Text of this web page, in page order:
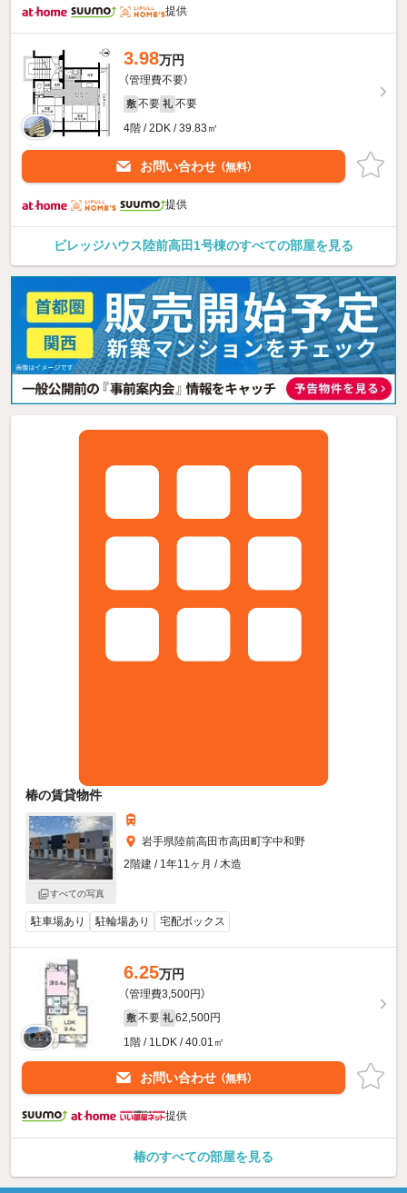
提供
3.98万円
（管理費不要）
敷 不要 礼 不要
4階 / 2DK / 39.83㎡
お問い合わせ （無料）
提供
ビレッジハウス陸前高田1号棟のすべての部屋を見る
椿の賃貸物件
すべての写真
岩手県陸前高田市高田町字中和野
2階建 / 1年11ヶ月 / 木造
駐車場あり 駐輪場あり 宅配ボックス
6.25万円
（管理費3,500円）
敷 不要 礼 62,500円
1階 / 1LDK / 40.01㎡
お問い合わせ （無料）
提供
椿のすべての部屋を見る